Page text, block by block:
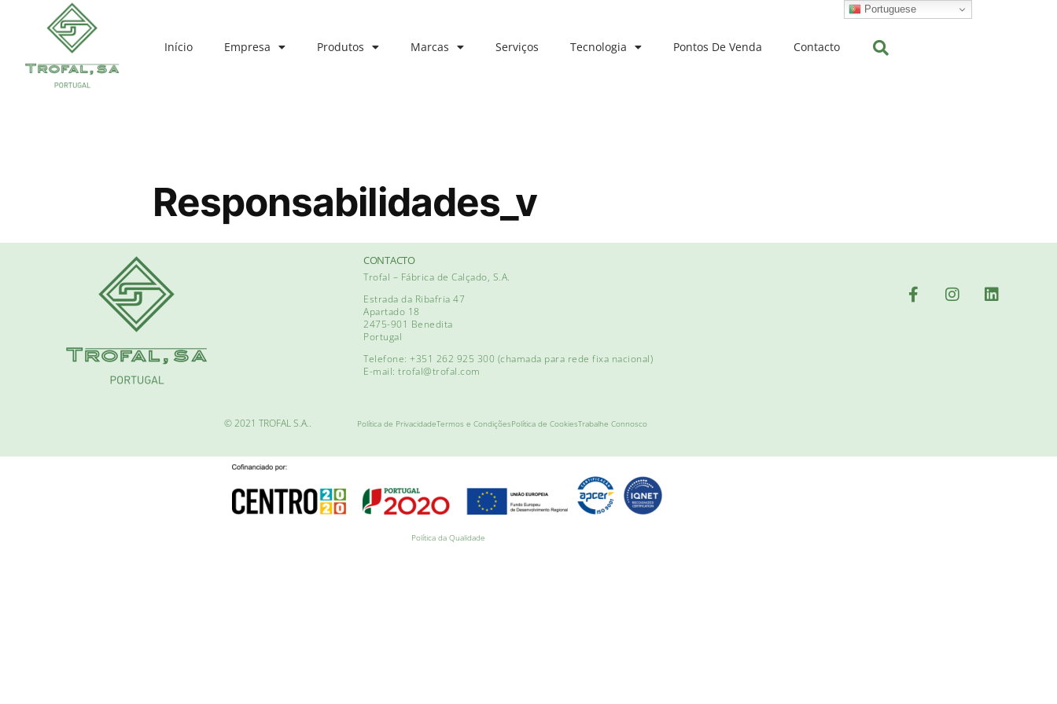
Início Empresa Produtos Marcas Serviços Tecnologia Pontos De Venda Contacto
Responsabilidades_v
CONTACTO
Trofal – Fábrica de Calçado, S.A.
Estrada da Ribafria 47
Apartado 18
2475-901 Benedita
Portugal
Telefone: +351 262 925 300 (chamada para rede fixa nacional)
E-mail: trofal@trofal.com
© 2021 TROFAL S.A.. Política de PrivacidadeTermos e CondiçõesPolítica de CookiesTrabalhe Connosco
Política da Qualidade
Portuguese